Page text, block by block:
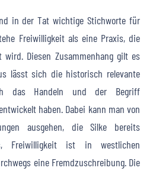
in der Tat wichtige Stichworte für
Freiwilligkeit als eine Praxis, die
Diesen Zusammenhang gilt es
lässt sich die historisch relevante
das Handeln und der Begriff
haben. Dabei kann man von
ausgehen, die Silke bereits
Freiwilligkeit ist in westlichen
eine Fremdzuschreibung. Die